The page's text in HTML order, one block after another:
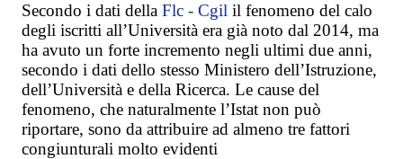
Secondo i dati della Flc - Cgil il fenomeno del calo
degli iscritti all’Università era già noto dal 2014, ma
ha avuto un forte incremento negli ultimi due anni,
secondo i dati dello stesso Ministero dell’Istruzione,
dell’Università e della Ricerca. Le cause del
fenomeno, che naturalmente l’Istat non può
riportare, sono da attribuire ad almeno tre fattori
congiunturali molto evidenti